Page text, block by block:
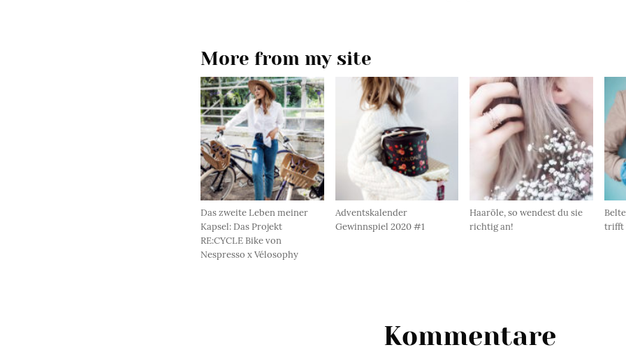
More from my site
Das zweite Leben meiner
Kapsel: Das Projekt
RE:CYCLE Bike von
Nespresso x Vélosophy
Adventskalender
Gewinnspiel 2020 #1
Haaröle, so wendest du sie
richtig an!
trifft
Kommentare